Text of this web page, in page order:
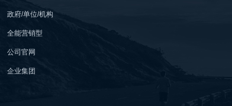
政府/单位/机构
全能营销型
公司官网
企业集团